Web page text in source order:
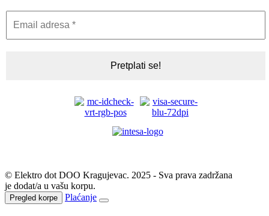
© Elektro dot DOO Kragujevac. 2025 - Sva prava zadržana
je dodat/a u vašu korpu.
Pregled korpe Plaćanje